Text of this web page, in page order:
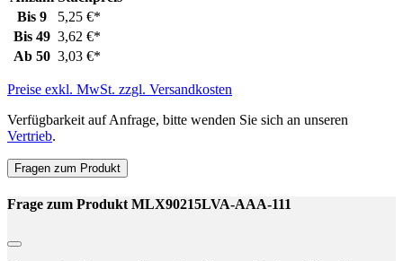
Bis 9
5,25 €*
Bis 49 3,62 €*
Ab 50 3,03 €*
Preise exkl. MwSt. zzgl. Versandkosten
Verfügbarkeit auf Anfrage, bitte wenden Sie sich an unseren
Vertrieb.
Fragen zum Produkt
Frage zum Produkt MLX90215LVA-AAA-111